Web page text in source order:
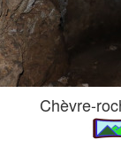
Chèvre-